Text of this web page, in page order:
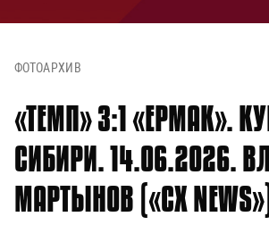
ФОТОАРХИВ
«ТЕМП» 3:1 «ЕРМАК».
СИБИРИ. 14.06.2026.
МАРТЫНОВ («CX